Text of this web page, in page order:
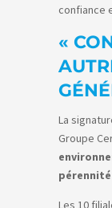
confiance
«
La
Groupe
Les 10